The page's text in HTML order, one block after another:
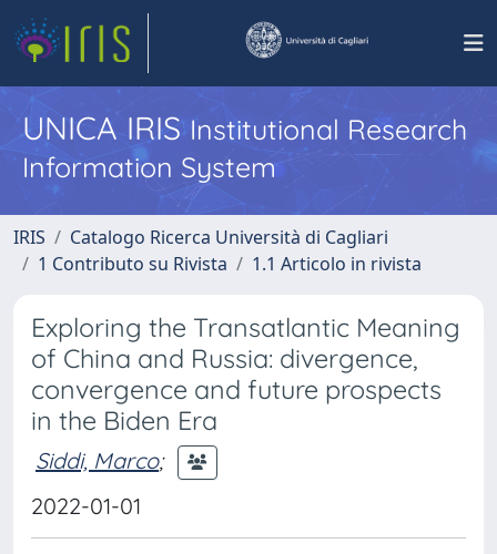
UNICA IRISInstitutional Research
Information System
IRIS
Catalogo Ricerca Università di Cagliari
1 Contributo su Rivista
1.1 Articolo in rivista
Exploring the Transatlantic Meaning
of China and Russia: divergence,
convergence and future prospects
in the Biden Era
Siddi, Marco;
2022-01-01